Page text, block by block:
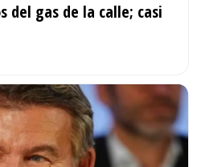
del gas de la calle; casi